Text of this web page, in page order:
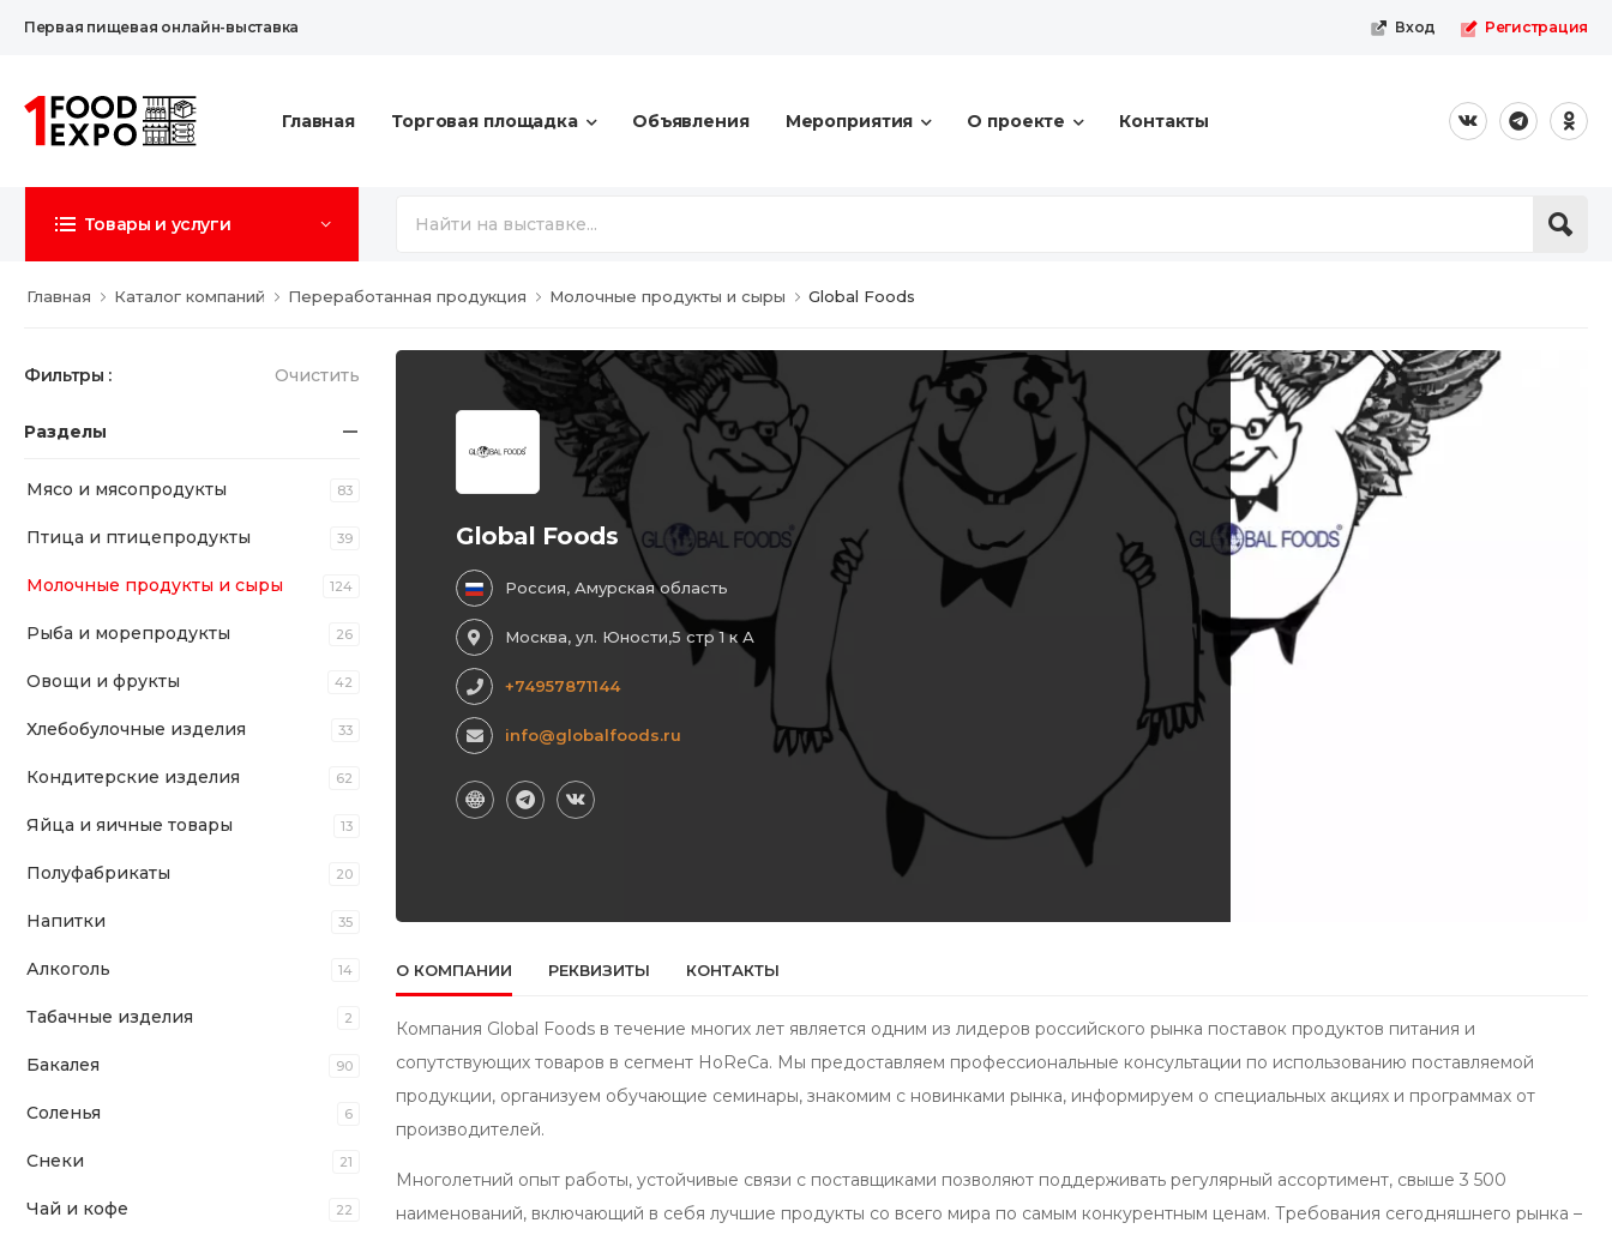
Первая пищевая онлайн-выставка Вход Регистрация
Главная Торговая площадка Объявления Мероприятия О проекте Контакты
Товары и услуги
Главная Каталог компаний Переработанная продукция Молочные продукты и сыры Global Foods
Фильтры : Очистить
Разделы
Мясо и мясопродукты 83
Птица и птицепродукты 39
Молочные продукты и сыры 124
Рыба и морепродукты 26
Овощи и фрукты 42
Хлебобулочные изделия 33
Кондитерские изделия 62
Яйца и яичные товары 13
Полуфабрикаты 20
Напитки 35
Алкоголь 14
Табачные изделия 2
Бакалея 90
Соленья 6
Снеки 21
Чай и кофе 22
Global Foods
Россия, Амурская область
Москва, ул. Юности,5 стр 1 к А
+74957871144
info@globalfoods.ru
О КОМПАНИИ РЕКВИЗИТЫ КОНТАКТЫ
Компания Global Foods в течение многих лет является одним из лидеров российского рынка поставок продуктов питания и
сопутствующих товаров в сегмент HoReCa. Мы предоставляем профессиональные консультации по использованию поставляемой
продукции, организуем обучающие семинары, знакомим с новинками рынка, информируем о специальных акциях и программах от
производителей.
Многолетний опыт работы, устойчивые связи с поставщиками позволяют поддерживать регулярный ассортимент, свыше 3 500
наименований, включающий в себя лучшие продукты со всего мира по самым конкурентным ценам. Требования сегодняшнего рынка –